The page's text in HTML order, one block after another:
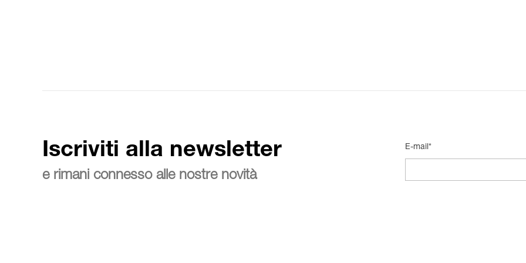
Iscriviti alla newsletter
e rimani connesso alle nostre novità
E-mail*